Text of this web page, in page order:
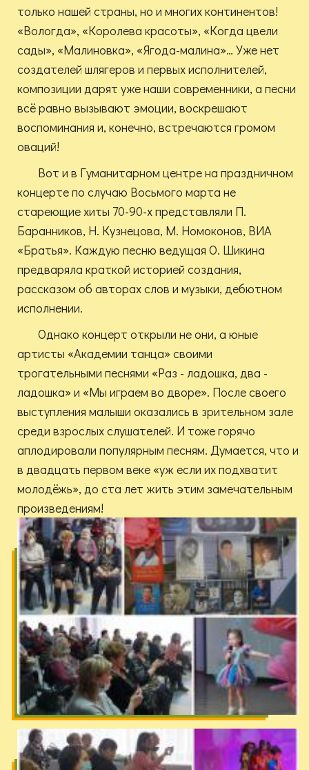
только нашей страны, но и многих континентов!
«Вологда», «Королева красоты», «Когда цвели
сады», «Малиновка», «Ягода-малина»… Уже нет
создателей шлягеров и первых исполнителей,
композиции дарят уже наши современники, а песни
всё равно вызывают эмоции, воскрешают
воспоминания и, конечно, встречаются громом
оваций!
Вот и в Гуманитарном центре на праздничном
концерте по случаю Восьмого марта не
стареющие хиты 70-90-х представляли П.
Баранников, Н. Кузнецова, М. Номоконов, ВИА
«Братья». Каждую песню ведущая О. Шикина
предваряла краткой историей создания,
рассказом об авторах слов и музыки, дебютном
исполнении.
Однако концерт открыли не они, а юные
артисты «Академии танца» своими
трогательными песнями «Раз - ладошка, два -
ладошка» и «Мы играем во дворе». После своего
выступления малыши оказались в зрительном зале
среди взрослых слушателей. И тоже горячо
аплодировали популярным песням. Думается, что и
в двадцать первом веке «уж если их подхватит
молодёжь», до ста лет жить этим замечательным
произведениям!